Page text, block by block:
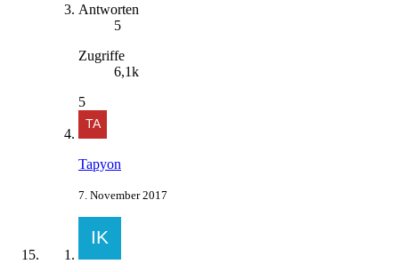
Antworten
5
Zugriffe
6,1k
5
Tapyon
7. November 2017